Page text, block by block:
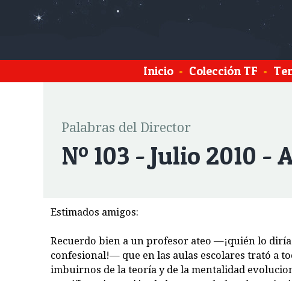
Inicio • Colección TF •
Palabras del Director
Nº 103 - Julio 2010 -
Estimados amigos:
Recuerdo bien a un profesor ateo —¡quién lo
confesional!— que en las aulas escolares trató a
imbuirnos de la teoría y de la mentalidad